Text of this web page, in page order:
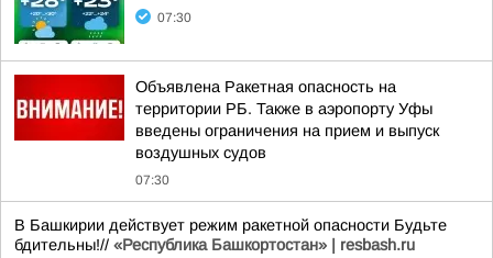
07:30
Объявлена Ракетная опасность на
территории РБ. Также в аэропорту Уфы
введены ограничения на прием и выпуск
воздушных судов
07:30
В Башкирии действует режим ракетной опасности Будьте
бдительны!// «Республика Башкортостан» | resbash.ru